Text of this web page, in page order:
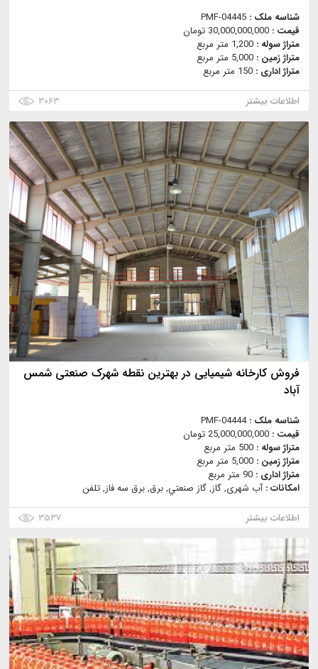
شناسه ملک : PMF-04445
قیمت : 30,000,000,000 تومان
متراژ سوله : 1,200 متر مربع
متراژ زمین : 5,000 متر مربع
متراژ اداری : 150 متر مربع
اطلاعات بیشتر
۳۰۶۳
فروش کارخانه شیمیایی در بهترین نقطه شهرک صنعتی شمس
آباد
شناسه ملک :PMF-04444
قیمت : 25,000,000,000 تومان
متراژ سوله : 500 متر مربع
متراژ زمین : 5,000 متر مربع
متراژ اداری : 90 متر مربع
امکانات :آب شهری, گاز, گاز صنعتي, برق, برق سه فاز, تلفن
اطلاعات بیشتر
۳۵۳۷